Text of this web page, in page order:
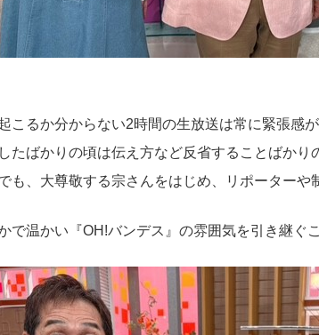
こるか分からない2時間の生放送は常に緊張感が
たばかりの頃は伝え方など反省することばかり
も、大尊敬する宗さんをはじめ、リポーターや
で温かい『OH!バンデス』の雰囲気を引き継ぐ